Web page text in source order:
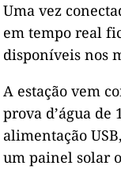
Uma vez
em tempo real
disponíveis nos
A estação vem
prova d’água de
alimentação
um painel solar